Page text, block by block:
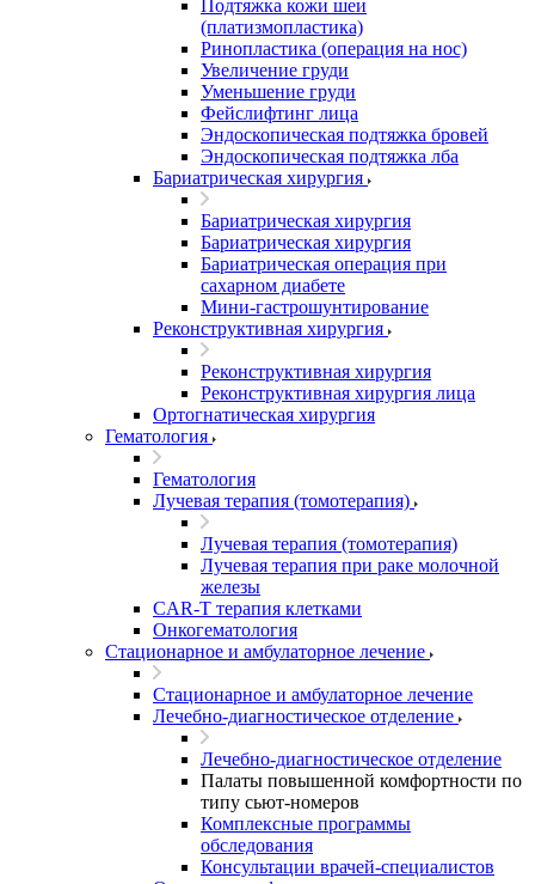
Подтяжка кожи шеи
(платизмопластика)
Ринопластика (операция на нос)
Увеличение груди
Уменьшение груди
Фейслифтинг лица
Эндоскопическая подтяжка бровей
Эндоскопическая подтяжка лба
Бариатрическая хирургия
Бариатрическая хирургия
Бариатрическая хирургия
Бариатрическая операция при
сахарном диабете
Мини-гастрошунтирование
Реконструктивная хирургия
Реконструктивная хирургия
Реконструктивная хирургия лица
Ортогнатическая хирургия
Гематология
Гематология
Лучевая терапия (томотерапия)
Лучевая терапия (томотерапия)
Лучевая терапия при раке молочной
железы
CAR-T терапия клетками
Онкогематология
Стационарное и амбулаторное лечение
Стационарное и амбулаторное лечение
Лечебно-диагностическое отделение
Лечебно-диагностическое отделение
Палаты повышенной комфортности по
типу сьют-номеров
Комплексные программы
обследования
Консультации врачей-специалистов